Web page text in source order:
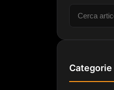
Cerca:
Categorie